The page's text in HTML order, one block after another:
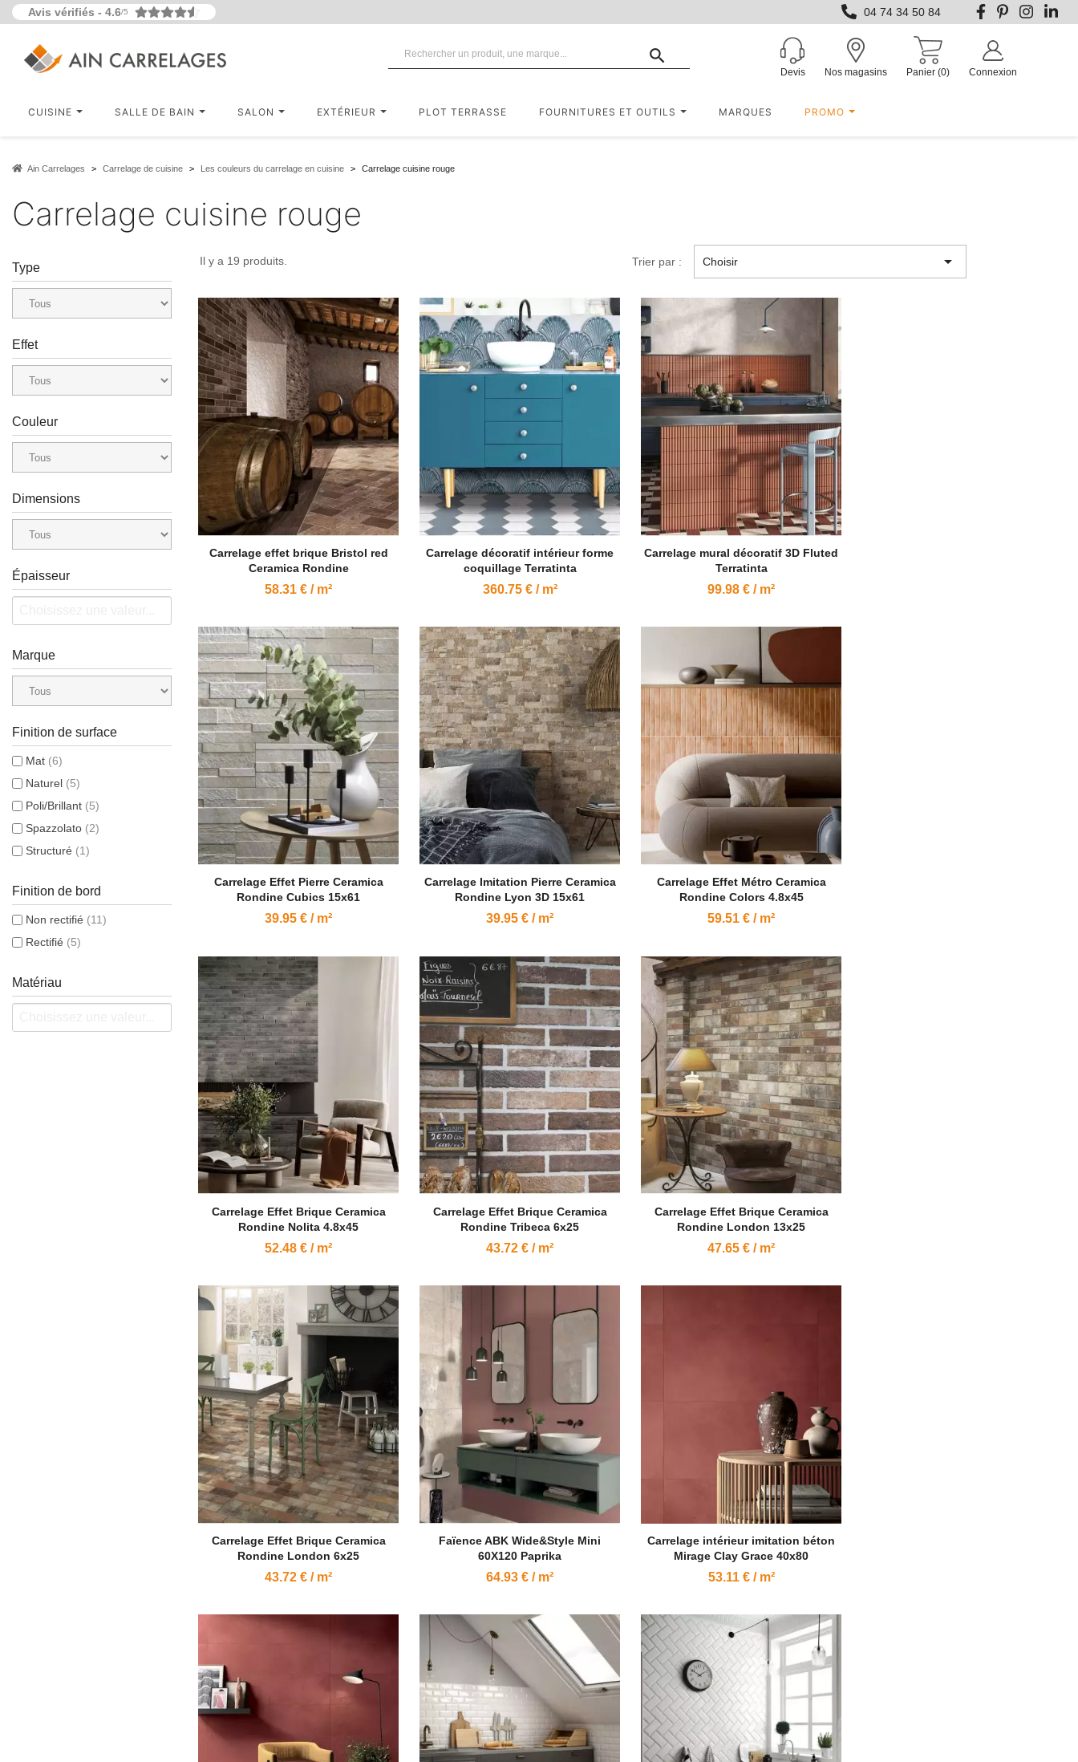
Avis vérifiés - 4.6/5 04 74 34 50 84

Devis Nos magasins Panier (0) Connexion
CUISINE SALLE DE BAIN SALON EXTÉRIEUR PLOT TERRASSE FOURNITURES ET OUTILS MARQUES PROMO
Ain Carrelages Carrelage de cuisine Les couleurs du carrelage en cuisine Carrelage cuisine rouge
Carrelage cuisine rouge
Type
Effet
Couleur
Dimensions
Épaisseur
Marque
Finition de surface
Mat (6)
Naturel (5)
Poli/Brillant (5)
Spazzolato (2)
Structuré (1)
Finition de bord
Non rectifié (11)
Rectifié (5)
Matériau
Il y a 19 produits. Trier par : Choisir 
Carrelage effet brique Bristol red
Ceramica Rondine
58.31 € / m²
Carrelage décoratif intérieur forme
coquillage Terratinta
360.75 € / m²
Carrelage mural décoratif 3D Fluted
Terratinta
99.98 € / m²
Carrelage Effet Pierre Ceramica
Rondine Cubics 15x61
39.95 € / m²
Carrelage Imitation Pierre Ceramica
Rondine Lyon 3D 15x61
39.95 € / m²
Carrelage Effet Métro Ceramica
Rondine Colors 4.8x45
59.51 € / m²
Carrelage Effet Brique Ceramica
Rondine Nolita 4.8x45
52.48 € / m²
Carrelage Effet Brique Ceramica
Rondine Tribeca 6x25
43.72 € / m²
Carrelage Effet Brique Ceramica
Rondine London 13x25
47.65 € / m²
Carrelage Effet Brique Ceramica
Rondine London 6x25
43.72 € / m²
Faïence ABK Wide&Style Mini
60X120 Paprika
64.93 € / m²
Carrelage intérieur imitation béton
Mirage Clay Grace 40x80
53.11 € / m²